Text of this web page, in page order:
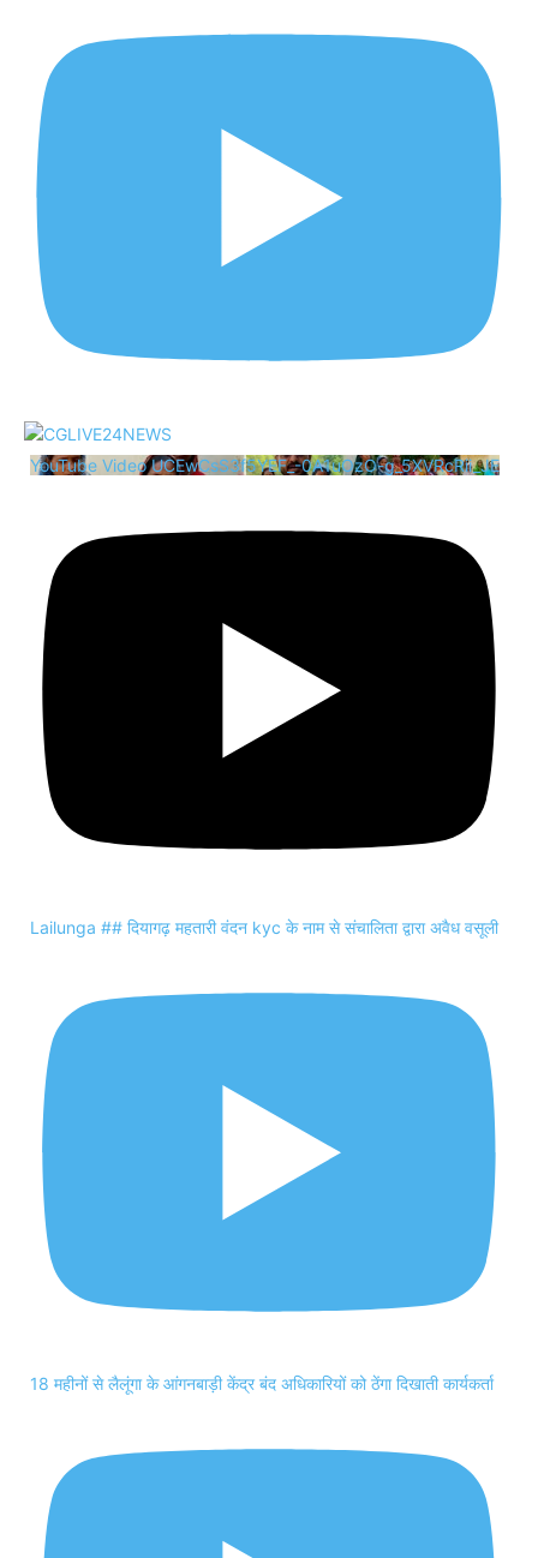
YouTube Video UCEwCsS3f5YEF_-0A1uOzO-g_5XVRcRii_JE
Lailunga ## दियागढ़ महतारी वंदन kyc के नाम से संचालिता द्वारा अवैध वसूली
18 महीनों से लैलूंगा के आंगनबाड़ी केंद्र बंद अधिकारियों को ठेंगा दिखाती कार्यकर्ता